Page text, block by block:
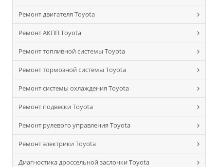
Ремонт двигателя Toyota
Ремонт АКПП Toyota
Ремонт топливной системы Toyota
Ремонт тормозной системы Toyota
Ремонт системы охлаждения Toyota
Ремонт подвески Toyota
Ремонт рулевого управления Toyota
Ремонт электрики Toyota
Диагностика дроссельной заслонки Toyota